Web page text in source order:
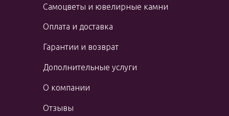
Самоцветы и ювелирные камни
Оплата и доставка
Гарантии и возврат
Дополнительные услуги
О компании
Отзывы